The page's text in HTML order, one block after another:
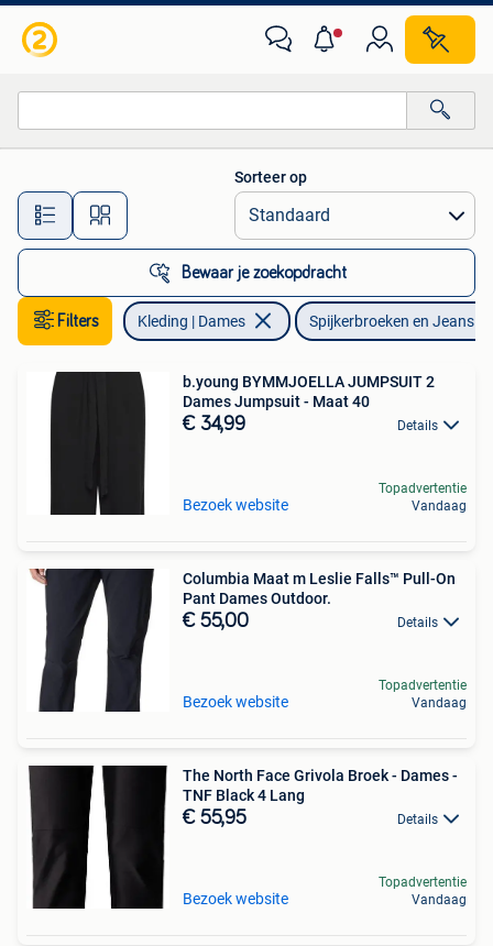
Alle afstanden…
Sorteer op
Bewaar je zoekopdracht
Filters Kleding | Dames Spijkerbroeken en Jeans
b.young BYMMJOELLA JUMPSUIT 2
Dames Jumpsuit - Maat 40
€ 34,99 Details
Bezoek website
Topadvertentie
Vandaag
Columbia Maat m Leslie Falls™ Pull-On
Pant Dames Outdoor.
€ 55,00 Details
Bezoek website
Topadvertentie
Vandaag
The North Face Grivola Broek - Dames -
TNF Black 4 Lang
€ 55,95 Details
Bezoek website
Topadvertentie
Vandaag